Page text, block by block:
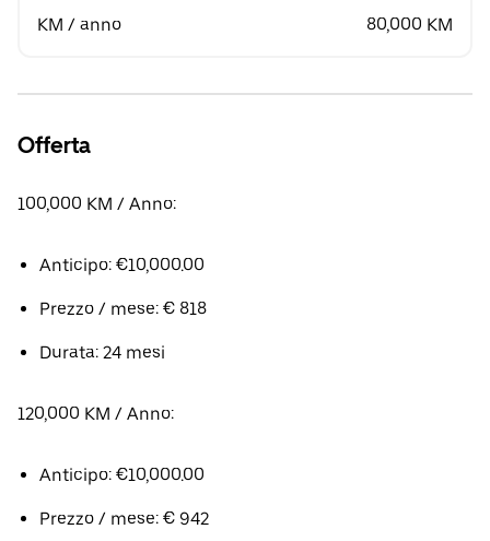
KM / anno 80,000 KM
Offerta
100,000 KM / Anno:
Anticipo: €10,000.00
Prezzo / mese: € 818
Durata: 24 mesi
120,000 KM / Anno:
Anticipo: €10,000.00
Prezzo / mese: € 942